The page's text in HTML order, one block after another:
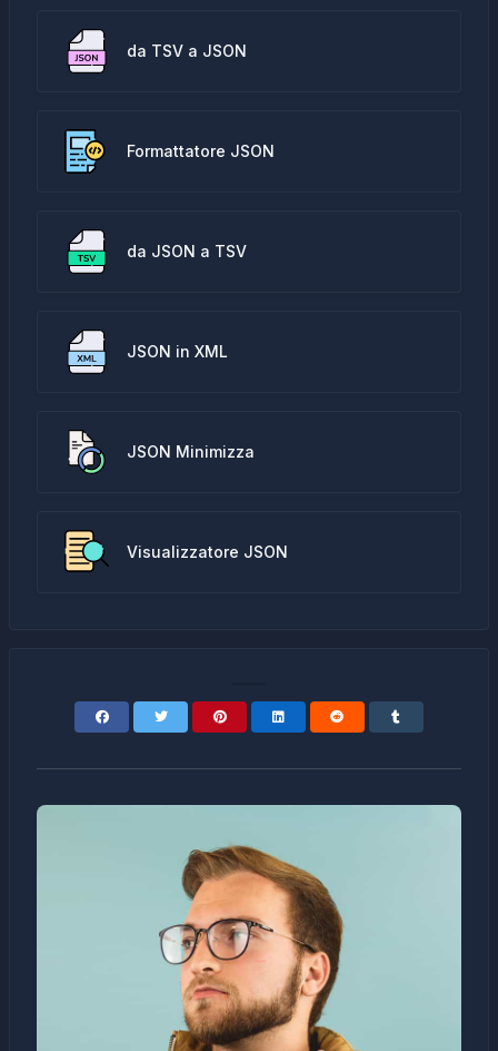
da TSV a JSON
Formattatore JSON
da JSON a TSV
JSON in XML
JSON Minimizza
Visualizzatore JSON